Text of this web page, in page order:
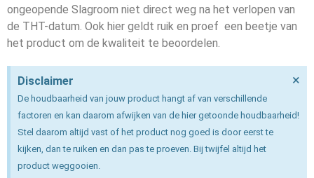
ongeopende Slagroom niet direct weg na het verlopen van
de THT-datum. Ook hier geldt ruik en proef een beetje van
het product om de kwaliteit te beoordelen.
Disclaimer
De houdbaarheid van jouw product hangt af van verschillende
factoren en kan daarom afwijken van de hier getoonde houdbaarheid!
Stel daarom altijd vast of het product nog goed is door eerst te
kijken, dan te ruiken en dan pas te proeven. Bij twijfel altijd het
product weggooien.
×